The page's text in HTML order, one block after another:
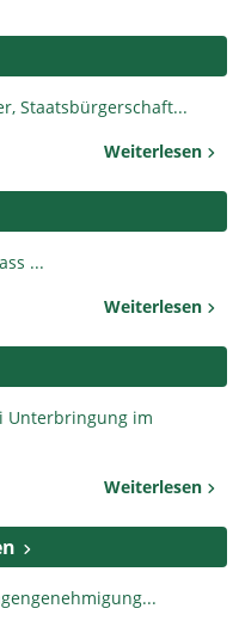
Staatsbürgerschaft...
Weiterlesen
...
Weiterlesen
Unterbringung im
Weiterlesen